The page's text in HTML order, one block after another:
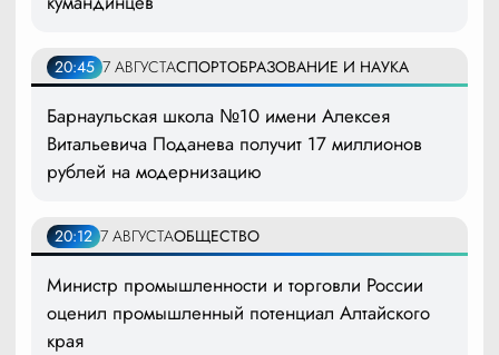
20:45 7 АВГУСТАСПОРТОБРАЗОВАНИЕ И НАУКА
Барнаульская школа №10 имени Алексея
Витальевича Поданева получит 17 миллионов
рублей на модернизацию
20:12 7 АВГУСТАОБЩЕСТВО
Министр промышленности и торговли России
оценил промышленный потенциал Алтайского
края